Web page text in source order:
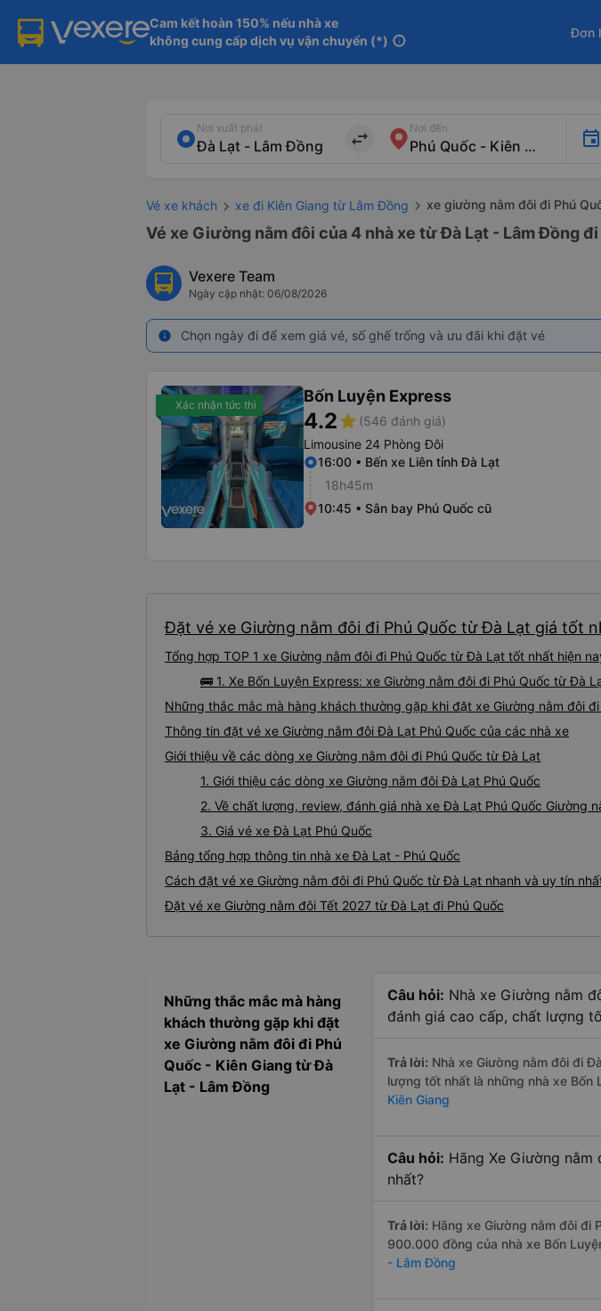
Cam kết hoàn 150% nếu nhà xe
không cung cấp dịch vụ vận chuyển (*) info
Đơn
Nơi xuất phát
import_export
Nơi đến
Vé xe khách xe đi Kiên Giang từ Lâm Đồng xe giường nằm đôi đi Phú
Vé xe Giường nằm đôi của 4 nhà xe từ Đà Lạt - Lâm Đồng
Vexere Team
Ngày cập nhật: 06/08/2026
info Chọn ngày đi để xem giá vé, số ghế trống và ưu đãi khi đặt vé
Xác nhận tức thì Bốn Luyện Express
4.2star (546 đánh giá)
Limousine 24 Phòng Đôi
16:00 • Bến xe Liên tỉnh Đà Lạt
18h45m
10:45 • Sân bay Phú Quốc cũ
Đặt vé xe Giường nằm đôi đi Phú Quốc từ Đà Lạt giá tốt
Tổng hợp TOP 1 xe Giường nằm đôi đi Phú Quốc từ Đà Lạt tốt nhất hiện
🚌 1. Xe Bốn Luyện Express: xe Giường nằm đôi đi Phú Quốc từ Đà
Những thắc mắc mà hàng khách thường gặp khi đặt xe Giường nằm đôi
Thông tin đặt vé xe Giường nằm đôi Đà Lạt Phú Quốc của các nhà xe
Giới thiệu về các dòng xe Giường nằm đôi đi Phú Quốc từ Đà Lạt
1. Giới thiệu các dòng xe Giường nằm đôi Đà Lạt Phú Quốc
2. Về chất lượng, review, đánh giá nhà xe Đà Lạt Phú Quốc Giường
3. Giá vé xe Đà Lạt Phú Quốc
Bảng tổng hợp thông tin nhà xe Đà Lạt - Phú Quốc
Cách đặt vé xe Giường nằm đôi đi Phú Quốc từ Đà Lạt nhanh và uy tín
Đặt vé xe Giường nằm đôi Tết 2027 từ Đà Lạt đi Phú Quốc
Những thắc mắc mà hàng
khách thường gặp khi đặt
xe Giường nằm đôi đi Phú
Quốc - Kiên Giang từ Đà
Lạt - Lâm Đồng
Câu hỏi: Nhà xe Giường nằm
đánh giá cao cấp, chất lượng
Trả lời: Nhà xe Giường nằm đôi đi
lượng tốt nhất là những nhà xe Bốn
Kiên Giang
Câu hỏi: Hãng Xe Giường
nhất?
Trả lời: Hãng xe Giường nằm đôi đi
900.000 đồng của nhà xe Bốn
- Lâm Đồng